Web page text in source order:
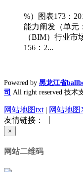
%）图表173：
能力阐发（单元
（BIM）行业市
156：2...
Powered by 黑龙江省
司 All right reserved 技术
网站地图txt | 网站地
友情链接： 丨
×
网站二维码